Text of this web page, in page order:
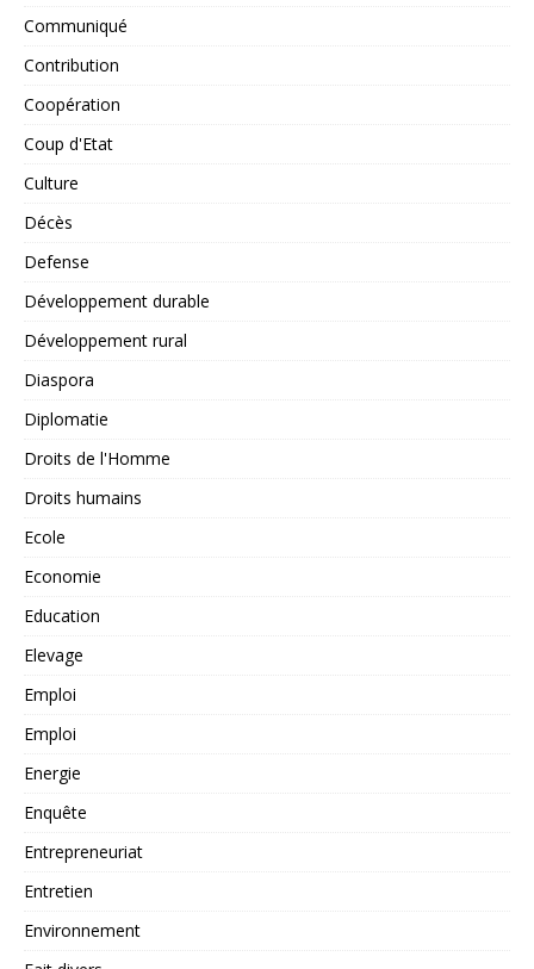
Communiqué
Contribution
Coopération
Coup d'Etat
Culture
Décès
Defense
Développement durable
Développement rural
Diaspora
Diplomatie
Droits de l'Homme
Droits humains
Ecole
Economie
Education
Elevage
Emploi
Emploi
Energie
Enquête
Entrepreneuriat
Entretien
Environnement